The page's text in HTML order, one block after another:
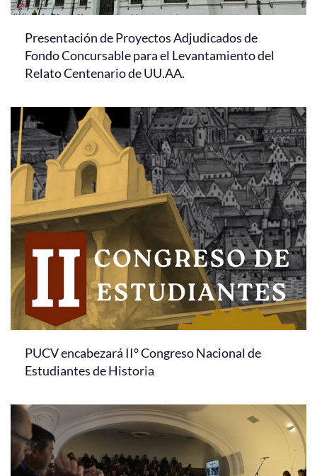
Presentación de Proyectos Adjudicados de
Fondo Concursable para el Levantamiento del
Relato Centenario de UU.AA.
PUCV encabezará II° Congreso Nacional de
Estudiantes de Historia